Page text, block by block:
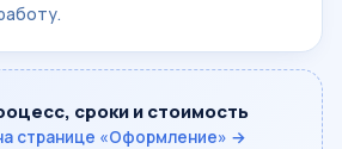
сроки и стоимость
странице «Оформление» →